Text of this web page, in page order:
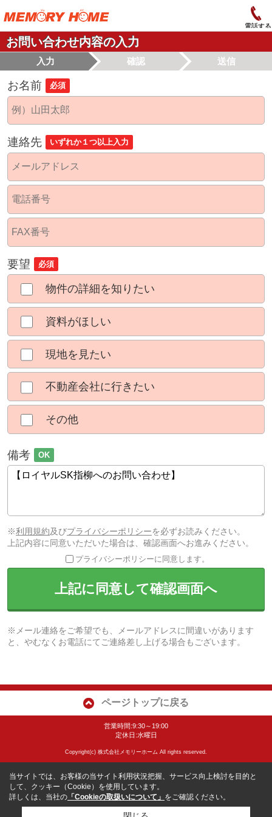
電話する
お問い合わせ内容の入力
入力 確認 送信
お名前 必須
連絡先 いずれか１つ以上入力
要望 必須
物件の詳細を知りたい
資料がほしい
現地を見たい
不動産会社に行きたい
その他
備考 OK
※利用規約及びプライバシーポリシーを必ずお読みください。
上記内容に同意いただいた場合は、確認画面へお進みください。
プライバシーポリシーに同意します。
上記に同意して確認画面へ
※メール連絡をご希望でも、メールアドレスに間違いがあります
と、やむなくお電話にてご連絡差し上げる場合もございます。
ページトップに戻る
営業時間:9:30～19:00
定休日:水曜日
Copyright(c) 株式会社メモリーホーム All rights reserved.
当サイトでは、お客様の当サイト利用状況把握、サービス向上検討を目的と
して、クッキー（Cookie）を使用しています。
詳しくは、当社の 「Cookieの取扱いについて」 をご確認ください。